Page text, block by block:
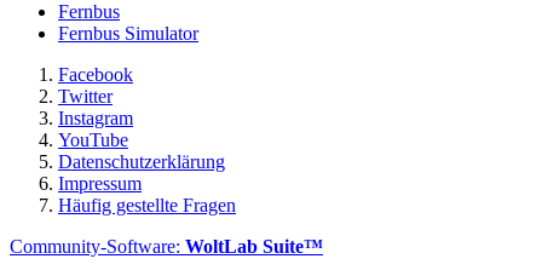
Fernbus
Fernbus Simulator
Facebook
Twitter
Instagram
YouTube
Datenschutzerklärung
Impressum
Häufig gestellte Fragen
Community-Software: WoltLab Suite™